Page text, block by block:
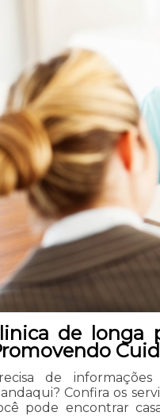
de longa
de
Confira os
pode encontrar